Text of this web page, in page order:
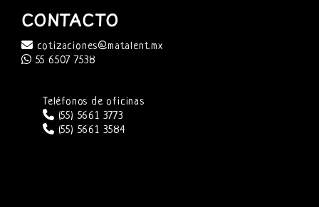
CONTACTO
cotizaciones@matalent.mx
55 6507 7538
Teléfonos de oficinas
(55) 5661 3773
(55) 5661 3584